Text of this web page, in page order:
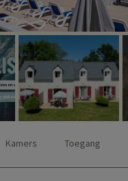
Kamers Toegang